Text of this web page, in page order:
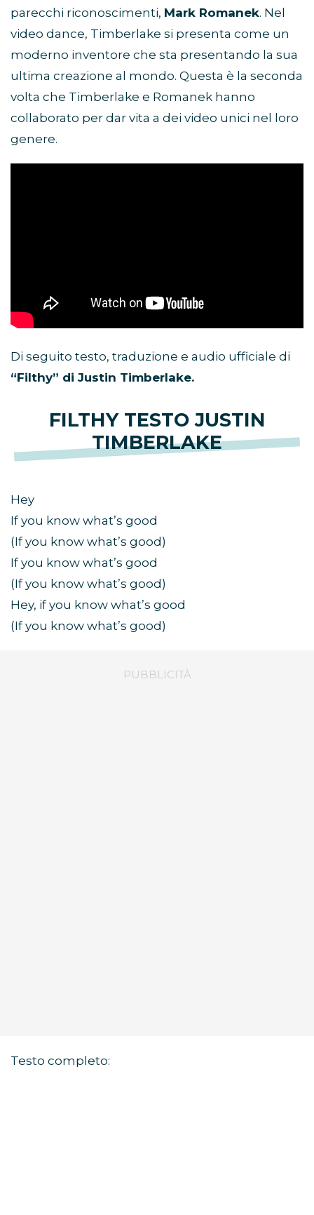
parecchi riconoscimenti, Mark Romanek. Nel
video dance, Timberlake si presenta come un
moderno inventore che sta presentando la sua
ultima creazione al mondo. Questa è la seconda
volta che Timberlake e Romanek hanno
collaborato per dar vita a dei video unici nel loro
genere.
Di seguito testo, traduzione e audio ufficiale di
“Filthy” di Justin Timberlake.
FILTHY TESTO JUSTIN
TIMBERLAKE
Hey
If you know what’s good
(If you know what’s good)
If you know what’s good
(If you know what’s good)
Hey, if you know what’s good
(If you know what’s good)
Testo completo: